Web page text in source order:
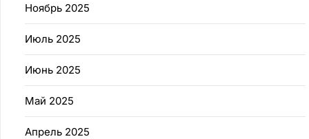
Ноябрь 2025
Июль 2025
Июнь 2025
Май 2025
Апрель 2025